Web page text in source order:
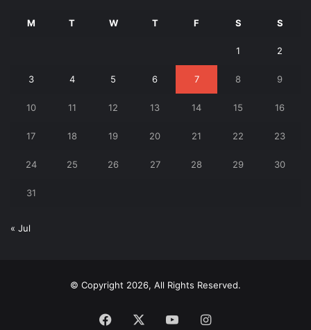
M T W T F S S
1 2
3 4 5 6 7 8 9
10 11 12 13 14 15 16
17 18 19 20 21 22 23
24 25 26 27 28 29 30
31
« Jul
© Copyright 2026, All Rights Reserved.
Facebook YouTubeInstagram